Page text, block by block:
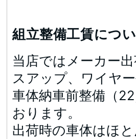
組立整備工賃につ
当店ではメーカー
スアップ、ワイヤ
車体納車前整備（
おります。
出荷時の車体はほ